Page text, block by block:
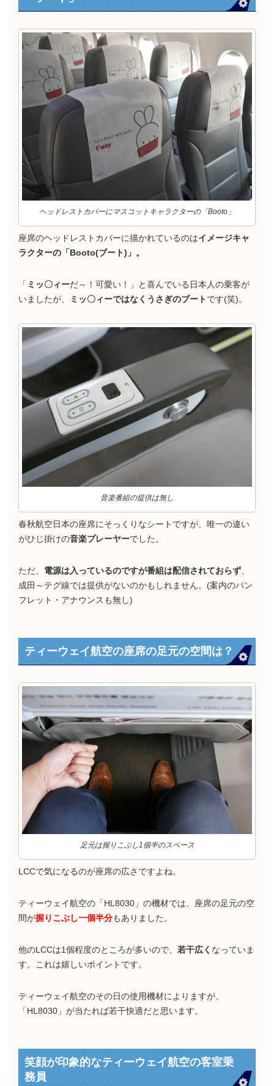
ヘッドレストカバーにマスコットキャラクターの「Booto」
座席のヘッドレストカバーに描かれているのはイメージキャ
ラクターの「Booto(ブート)」。
「 ミッ〇ィーだ～！可愛い！」と喜んでいる日本人の乗客が
いましたが、
ミッ〇ィーではなくうさぎのブートです(笑)。
音楽番組の提供は無し
春秋航空日本の座席にそっくりなシートですが、唯一の違い
がひじ掛けの音楽プレーヤーでした。
ただ、 電源は入っているのですが番組は配信されておらず
成田～テグ線では提供がないのかもしれません。(案内のパン
フレット・アナウンスも無し)
ティーウェイ航空の座席の足元の空間は？
足元は握りこぶし1個半のスペース
LCCで気になるのが座席の広さですよね。
ティーウェイ航空の「HL8030」の機材では、座席の足元の空
間が握りこぶし一個半分もありました。
他のLCCは1個程度のところが多いので、 若干広く なっていま
す。これは嬉しいポイントです。
ティーウェイ航空のその日の使用機材によりますが、
「HL8030」が当たれば若干快適だと思います。
笑顔が印象的なティーウェイ航空の客室乗
務員